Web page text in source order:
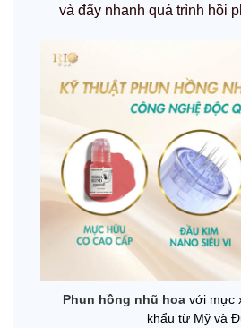
và đẩy nhanh quá trình hồi
Phun hồng nhũ hoa với mực
khẩu từ Mỹ và